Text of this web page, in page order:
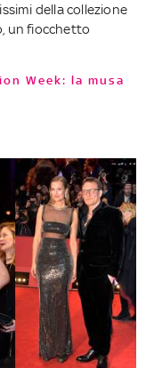
della collezione
un fiocchetto